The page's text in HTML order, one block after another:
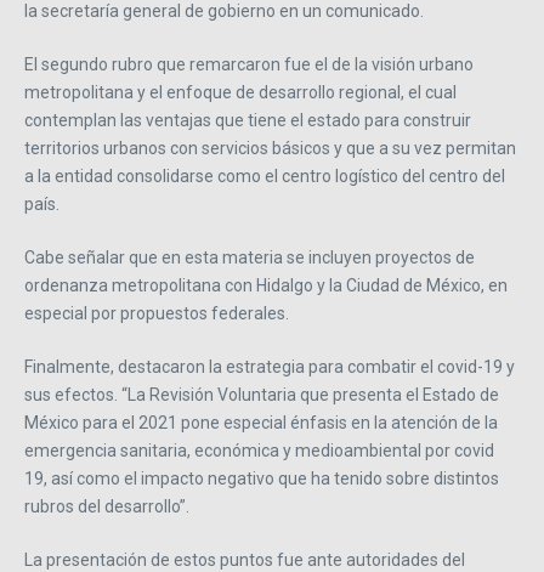
la secretaría general de gobierno en un comunicado.
El segundo rubro que remarcaron fue el de la visión urbano
metropolitana y el enfoque de desarrollo regional, el cual
contemplan las ventajas que tiene el estado para construir
territorios urbanos con servicios básicos y que a su vez permitan
a la entidad consolidarse como el centro logístico del centro del
país.
Cabe señalar que en esta materia se incluyen proyectos de
ordenanza metropolitana con Hidalgo y la Ciudad de México, en
especial por propuestos federales.
Finalmente, destacaron la estrategia para combatir el covid-19 y
sus efectos. “La Revisión Voluntaria que presenta el Estado de
México para el 2021 pone especial énfasis en la atención de la
emergencia sanitaria, económica y medioambiental por covid
19, así como el impacto negativo que ha tenido sobre distintos
rubros del desarrollo”.
La presentación de estos puntos fue ante autoridades del